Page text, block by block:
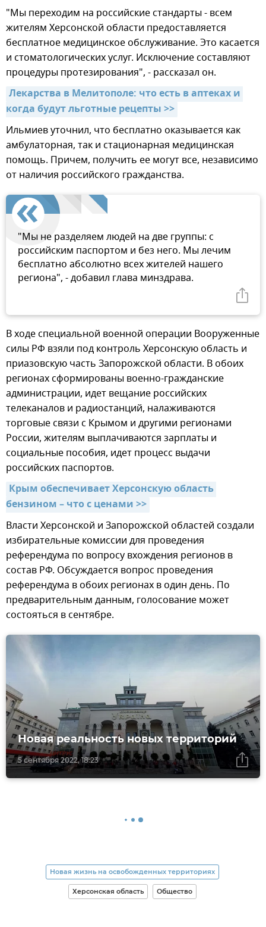
"Мы переходим на российские стандарты - всем
жителям Херсонской области предоставляется
бесплатное медицинское обслуживание. Это касается
и стоматологических услуг. Исключение составляют
процедуры протезирования", - рассказал он.
Лекарства в Мелитополе: что есть в аптеках и
когда будут льготные рецепты >>
Ильмиев уточнил, что бесплатно оказывается как
амбулаторная, так и стационарная медицинская
помощь. Причем, получить ее могут все, независимо
от наличия российского гражданства.
"Мы не разделяем людей на две группы: с
российским паспортом и без него. Мы лечим
бесплатно абсолютно всех жителей нашего
региона", - добавил глава минздрава.
В ходе специальной военной операции Вооруженные
силы РФ взяли под контроль Херсонскую область и
приазовскую часть Запорожской области. В обоих
регионах сформированы военно-гражданские
администрации, идет вещание российских
телеканалов и радиостанций, налаживаются
торговые связи с Крымом и другими регионами
России, жителям выплачиваются зарплаты и
социальные пособия, идет процесс выдачи
российских паспортов.
Крым обеспечивает Херсонскую область
бензином – что с ценами >>
Власти Херсонской и Запорожской областей создали
избирательные комиссии для проведения
референдума по вопросу вхождения регионов в
состав РФ. Обсуждается вопрос проведения
референдума в обоих регионах в один день. По
предварительным данным, голосование может
состояться в сентябре.
5 сентября 2022, 18:23
Новая реальность новых территорий
Новая жизнь на освобожденных территориях
Херсонская область Общество